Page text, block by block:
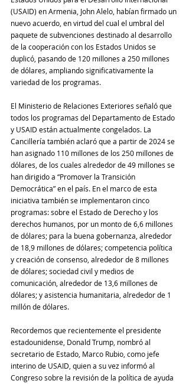
(USAID) en Armenia, John Alelo, habían firmado un
nuevo acuerdo, en virtud del cual el umbral del
paquete de subvenciones destinado al desarrollo
de la cooperación con los Estados Unidos se
duplicó, pasando de 120 millones a 250 millones
de dólares, ampliando significativamente la
variedad de los programas.
El Ministerio de Relaciones Exteriores señaló que
todos los programas del Departamento de Estado
y USAID están actualmente congelados. La
Cancillería también aclaró que a partir de 2024 se
han asignado 110 millones de los 250 millones de
dólares, de los cuales alrededor de 49 millones se
han dirigido a “Promover la Transición
Democrática” en el país. En el marco de esta
iniciativa también se implementaron cinco
programas: sobre el Estado de Derecho y los
derechos humanos, por un monto de 6,6 millones
de dólares; para la buena gobernanza, alrededor
de 18,9 millones de dólares; competencia política
y creación de consenso, alrededor de 8 millones
de dólares; sociedad civil y medios de
comunicación, alrededor de 13,6 millones de
dólares; y asistencia humanitaria, alrededor de 1
millón de dólares.
Recordemos que recientemente el presidente
estadounidense, Donald Trump, nombró al
secretario de Estado, Marco Rubio, como jefe
interino de USAID, quien a su vez informó al
Congreso sobre la revisión de la política de ayuda